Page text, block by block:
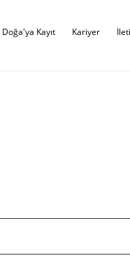
Doğa'ya Kayıt Kariyer